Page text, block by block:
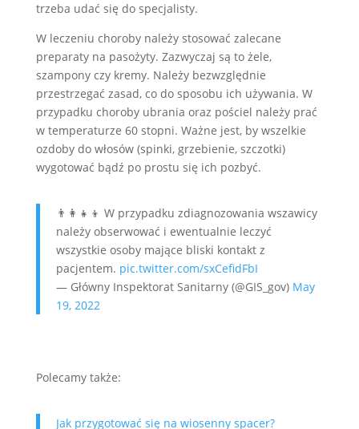
trzeba udać się do specjalisty.
W leczeniu choroby należy stosować zalecane
preparaty na pasożyty. Zazwyczaj są to żele,
szampony czy kremy. Należy bezwzględnie
przestrzegać zasad, co do sposobu ich używania. W
przypadku choroby ubrania oraz pościel należy prać
w temperaturze 60 stopni. Ważne jest, by wszelkie
ozdoby do włosów (spinki, grzebienie, szczotki)
wygotować bądź po prostu się ich pozbyć.
👨‍👩‍👧‍👦 W przypadku zdiagnozowania wszawicy
należy obserwować i ewentualnie leczyć
wszystkie osoby mające bliski kontakt z
pacjentem. pic.twitter.com/sxCefidFbI
— Główny Inspektorat Sanitarny (@GIS_gov) May
19, 2022
Polecamy także:
Jak przygotować się na wiosenny spacer?